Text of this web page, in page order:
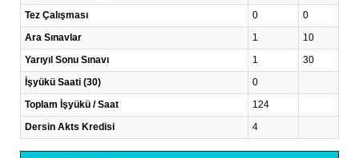
Tez Çalışması
0 0
Ara Sınavlar
1 10
Yarıyıl Sonu Sınavı
1 30
İşyükü Saati (30)
0
Toplam İşyükü / Saat
124
Dersin Akts Kredisi
4